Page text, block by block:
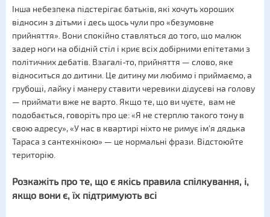
Інша небезпека підстерігає батьків, які хочуть хороших
відносин з дітьми і десь щось чули про «безумовне
прийняття». Вони спокійно ставляться до того, що малюк
задер ноги на обідній стіл і криє всіх добірними епітетами з
політичних дебатів. Взагалі-то, прийняття — слово, яке
відноситься до дитини. Це дитину ми любимо і приймаємо, а
грубощі, лайку і манеру ставити черевики дідусеві на голову
— приймати вже не варто. Якщо те, що ви чуєте, вам не
подобається, говоріть про це: «Я не стерплю такого тону в
свою адресу», «У нас в квартирі ніхто не римує ім'я дядька
Тараса з сантехнікою» — це нормальні фрази. Відстоюйте
територію.
Розкажіть про те, що є якісь правила спілкування, і,
якщо вони є, їх підтримують всі